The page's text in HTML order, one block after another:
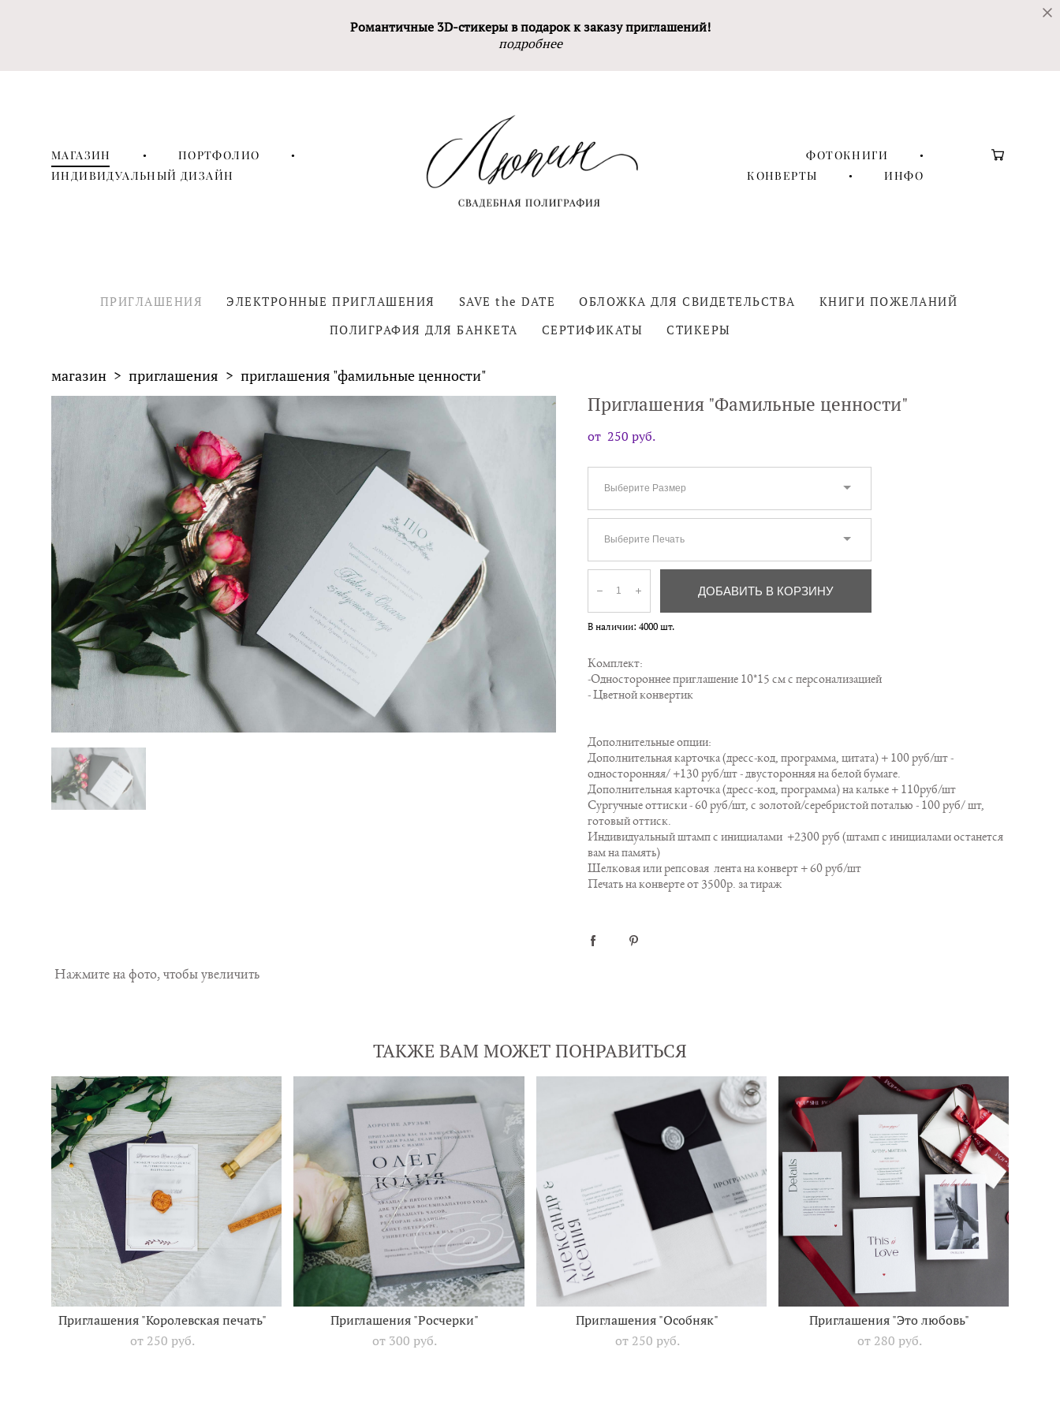
Романтичные 3D-стикеры в подарок к заказу приглашений!
подробнее
МАГАЗИН • ПОРТФОЛИО
•
ИНДИВИДУАЛЬНЫЙ ДИЗАЙН
ФОТОКНИГИ
•
КОНВЕРТЫ
• ИНФО
ПРИГЛАШЕНИЯ ЭЛЕКТРОННЫЕ ПРИГЛАШЕНИЯ SAVE the DATE ОБЛОЖКА ДЛЯ СВИДЕТЕЛЬСТВА
КНИГИ ПОЖЕЛАНИЙ
ПОЛИГРАФИЯ ДЛЯ БАНКЕТА
СЕРТИФИКАТЫ СТИКЕРЫ
магазин > приглашения > приглашения "фамильные ценности"
Приглашения "Фамильные ценности"
от 250 pуб.
Выберите Размер
Выберите Печать
В наличии: 4000шт.
ДОБАВИТЬ В КОРЗИНУ
Комплект:
-Одностороннее приглашение 10*15 см с персонализацией
- Цветной конвертик
Дополнительные опции:
Дополнительная карточка (дресс-код, программа, цитата) + 100 руб/шт -
односторонняя/ +130 руб/шт - двусторонняя на белой бумаге.
Дополнительная карточка (дресс-код, программа) на кальке + 110руб/шт
Сургучные оттиски - 60 руб/шт, с золотой/серебристой поталью - 100 руб/ шт,
готовый оттиск.
Индивидуальный штамп с инициалами +2300 руб (штамп с инициалами останется
вам на память)
Шелковая или репсовая лента на конверт + 60 руб/шт
Печать на конверте от 3500р. за тираж
Нажмите на фото, чтобы увеличить
ТАКЖЕ ВАМ МОЖЕТ ПОНРАВИТЬСЯ
Приглашения "Королевская печать"
от 250 pуб.
Приглашения "Росчерки"
от 300 pуб.
Приглашения "Особняк"
от 250 pуб.
Приглашения "Это любовь"
от 280 pуб.